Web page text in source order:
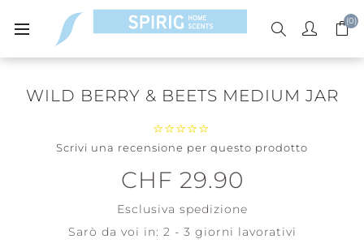
(0)
WILD BERRY & BEETS MEDIUM JAR
Scrivi una recensione per questo prodotto
CHF 29.90
Esclusiva spedizione
Sarò da voi in: 2 - 3 giorni lavorativi